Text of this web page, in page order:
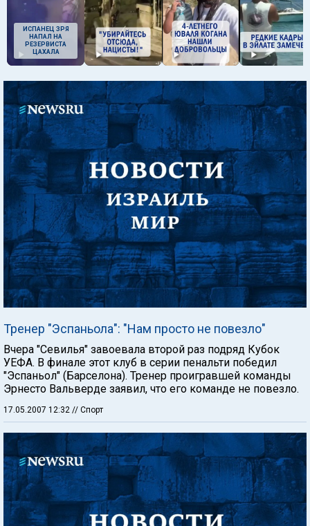
ИСПАНЕЦ ЗРЯ
НАПАЛ НА
РЕЗЕРВИСТА
ЦАХАЛА
Тренер "Эспаньола": "Нам просто не повезло"
Вчера "Севилья" завоевала второй раз подряд Кубок
УЕФА. В финале этот клуб в серии пенальти победил
"Эспаньол" (Барселона). Тренер проигравшей команды
Эрнесто Вальверде заявил, что его команде не повезло.
17.05.2007 12:32 // Спорт